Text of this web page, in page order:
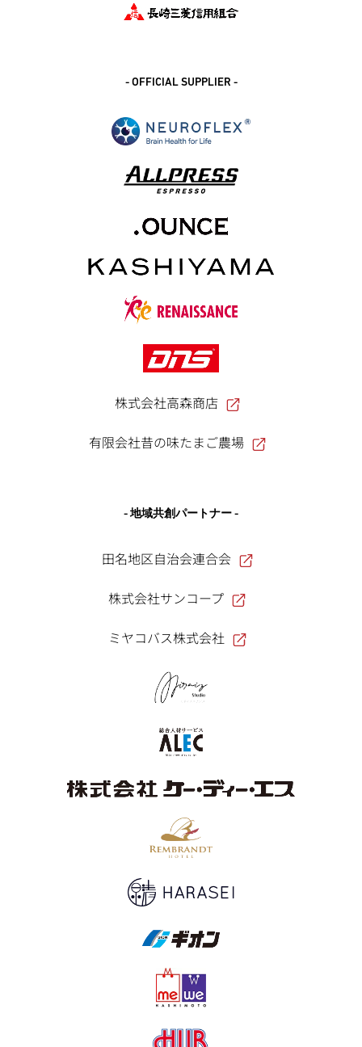
- OFFICIAL SUPPLIER -
株式会社高森商店
有限会社昔の味たまご農場
- 地域共創パートナー -
田名地区自治会連合会
株式会社サンコープ
ミヤコバス株式会社